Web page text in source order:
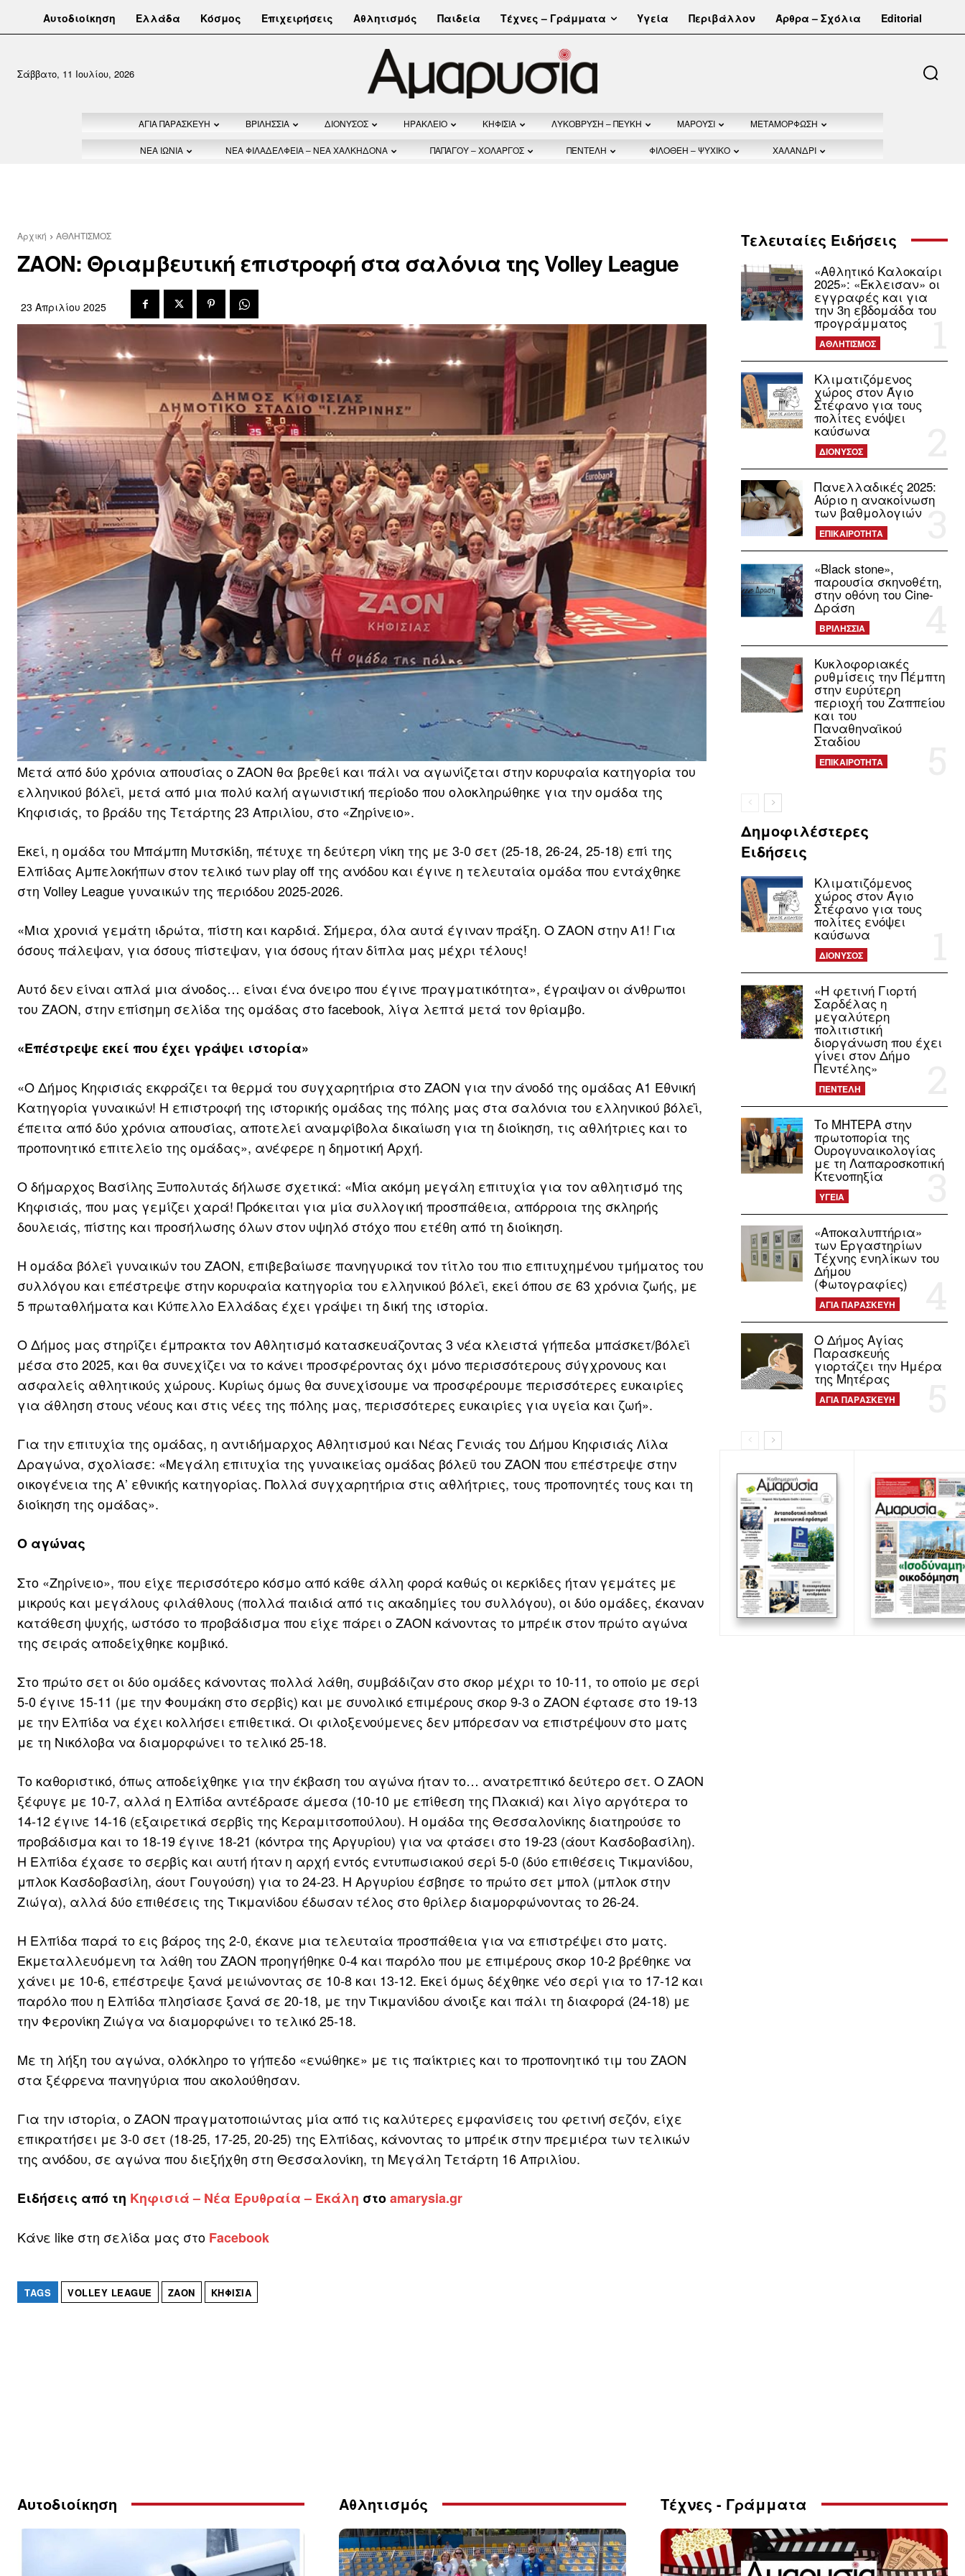
Αυτοδιοίκηση Ελλάδα Κόσμος Επιχειρήσεις Αθλητισμός Παιδεία Τέχνες – Γράμματα Υγεία Περιβάλλον Άρθρα – Σχόλια Editorial
Σάββατο, 11 Ιουλίου, 2026
ΑΓΙΑ ΠΑΡΑΣΚΕΥΗ ΒΡΙΛΗΣΣΙΑ ΔΙΟΝΥΣΟΣ ΗΡΑΚΛΕΙΟ ΚΗΦΙΣΙΑ ΛΥΚΟΒΡΥΣΗ – ΠΕΥΚΗ ΜΑΡΟΥΣΙ ΜΕΤΑΜΟΡΦΩΣΗ
ΝΕΑ ΙΩΝΙΑ ΝΕΑ ΦΙΛΑΔΕΛΦΕΙΑ – ΝΕΑ ΧΑΛΚΗΔΟΝΑ ΠΑΠΑΓΟΥ – ΧΟΛΑΡΓΟΣ ΠΕΝΤΕΛΗ ΦΙΛΟΘΕΗ – ΨΥΧΙΚΟ ΧΑΛΑΝΔΡΙ
Αρχική ΑΘΛΗΤΙΣΜΟΣ
ΖΑΟΝ: Θριαμβευτική επιστροφή στα σαλόνια της Volley League
23 Απριλίου 2025
Μετά από δύο χρόνια απουσίας ο ΖΑΟΝ θα βρεθεί και πάλι να αγωνίζεται στην κορυφαία κατηγορία του
ελληνικού βόλεϊ, μετά από μια πολύ καλή αγωνιστική περίοδο που ολοκληρώθηκε για την ομάδα της
Κηφισιάς, το βράδυ της Τετάρτης 23 Απριλίου, στο «Ζηρίνειο».
Εκεί, η ομάδα του Μπάμπη Μυτσκίδη, πέτυχε τη δεύτερη νίκη της με 3-0 σετ (25-18, 26-24, 25-18) επί της
Ελπίδας Αμπελοκήπων στον τελικό των play off της ανόδου και έγινε η τελευταία ομάδα που εντάχθηκε
στη Volley League γυναικών της περιόδου 2025-2026.
«Μια χρονιά γεμάτη ιδρώτα, πίστη και καρδιά. Σήμερα, όλα αυτά έγιναν πράξη. Ο ΖΑΟΝ στην Α1! Για
όσους πάλεψαν, για όσους πίστεψαν, για όσους ήταν δίπλα μας μέχρι τέλους!
Αυτό δεν είναι απλά μια άνοδος… είναι ένα όνειρο που έγινε πραγματικότητα», έγραψαν οι άνθρωποι
του ΖΑΟΝ, στην επίσημη σελίδα της ομάδας στο facebook, λίγα λεπτά μετά τον θρίαμβο.
«Επέστρεψε εκεί που έχει γράψει ιστορία»
«Ο Δήμος Κηφισιάς εκφράζει τα θερμά του συγχαρητήρια στο ΖΑΟΝ για την άνοδό της ομάδας Α1 Εθνική
Κατηγορία γυναικών! Η επιστροφή της ιστορικής ομάδας της πόλης μας στα σαλόνια του ελληνικού βόλεϊ,
έπειτα από δύο χρόνια απουσίας, αποτελεί αναμφίβολα δικαίωση για τη διοίκηση, τις αθλήτριες και το
προπονητικό επιτελείο της ομάδας», ανέφερε η δημοτική Αρχή.
Ο δήμαρχος Βασίλης Ξυπολυτάς δήλωσε σχετικά: «Μία ακόμη μεγάλη επιτυχία για τον αθλητισμό της
Κηφισιάς, που μας γεμίζει χαρά! Πρόκειται για μία συλλογική προσπάθεια, απόρροια της σκληρής
δουλειάς, πίστης και προσήλωσης όλων στον υψηλό στόχο που ετέθη από τη διοίκηση.
Η ομάδα βόλεϊ γυναικών του ΖΑΟΝ, επιβεβαίωσε πανηγυρικά τον τίτλο του πιο επιτυχημένου τμήματος του
συλλόγου και επέστρεψε στην κορυφαία κατηγορία του ελληνικού βόλεϊ, εκεί όπου σε 63 χρόνια ζωής, με
5 πρωταθλήματα και Κύπελλο Ελλάδας έχει γράψει τη δική της ιστορία.
Ο Δήμος μας στηρίζει έμπρακτα τον Αθλητισμό κατασκευάζοντας 3 νέα κλειστά γήπεδα μπάσκετ/βόλεϊ
μέσα στο 2025, και θα συνεχίζει να το κάνει προσφέροντας όχι μόνο περισσότερους σύγχρονους και
ασφαλείς αθλητικούς χώρους. Κυρίως όμως θα συνεχίσουμε να προσφέρουμε περισσότερες ευκαιρίες
για άθληση στους νέους και στις νέες της πόλης μας, περισσότερες ευκαιρίες για υγεία και ζωή».
Για την επιτυχία της ομάδας, η αντιδήμαρχος Αθλητισμού και Νέας Γενιάς του Δήμου Κηφισιάς Λίλα
Δραγώνα, σχολίασε: «Μεγάλη επιτυχία της γυναικείας ομάδας βόλεϋ του ΖΑΟΝ που επέστρεψε στην
οικογένεια της Α’ εθνικής κατηγορίας. Πολλά συγχαρητήρια στις αθλήτριες, τους προπονητές τους και τη
διοίκηση της ομάδας».
Ο αγώνας
Στο «Ζηρίνειο», που είχε περισσότερο κόσμο από κάθε άλλη φορά καθώς οι κερκίδες ήταν γεμάτες με
μικρούς και μεγάλους φιλάθλους (πολλά παιδιά από τις ακαδημίες του συλλόγου), οι δύο ομάδες, έκαναν
κατάθεση ψυχής, ωστόσο το προβάδισμα που είχε πάρει ο ΖΑΟΝ κάνοντας το μπρέικ στον πρώτο αγώνα
της σειράς αποδείχθηκε κομβικό.
Στο πρώτο σετ οι δύο ομάδες κάνοντας πολλά λάθη, συμβάδιζαν στο σκορ μέχρι το 10-11, το οποίο με σερί
5-0 έγινε 15-11 (με την Φουμάκη στο σερβίς) και με συνολικό επιμέρους σκορ 9-3 ο ΖΑΟΝ έφτασε στο 19-13
με την Ελπίδα να έχει κολλήσει επιθετικά. Οι φιλοξενούμενες δεν μπόρεσαν να επιστρέψουν στο ματς
με τη Νικόλοβα να διαμορφώνει το τελικό 25-18.
Το καθοριστικό, όπως αποδείχθηκε για την έκβαση του αγώνα ήταν το… ανατρεπτικό δεύτερο σετ. Ο ΖΑΟΝ
ξέφυγε με 10-7, αλλά η Ελπίδα αντέδρασε άμεσα (10-10 με επίθεση της Πλακιά) και λίγο αργότερα το
14-12 έγινε 14-16 (εξαιρετικά σερβίς της Κεραμιτσοπούλου). Η ομάδα της Θεσσαλονίκης διατηρούσε το
προβάδισμα και το 18-19 έγινε 18-21 (κόντρα της Αργυρίου) για να φτάσει στο 19-23 (άουτ Κασδοβασίλη).
Η Ελπίδα έχασε το σερβίς και αυτή ήταν η αρχή εντός εντυπωσιακού σερί 5-0 (δύο επιθέσεις Τικμανίδου,
μπλοκ Κασδοβασίλη, άουτ Γουγούση) για το 24-23. Η Αργυρίου έσβησε το πρώτο σετ μπολ (μπλοκ στην
Ζιώγα), αλλά δύο επιθέσεις της Τικμανίδου έδωσαν τέλος στο θρίλερ διαμορφώνοντας το 26-24.
Η Ελπίδα παρά το εις βάρος της 2-0, έκανε μια τελευταία προσπάθεια για να επιστρέψει στο ματς.
Εκμεταλλευόμενη τα λάθη του ΖΑΟΝ προηγήθηκε 0-4 και παρόλο που με επιμέρους σκορ 10-2 βρέθηκε να
χάνει με 10-6, επέστρεψε ξανά μειώνοντας σε 10-8 και 13-12. Εκεί όμως δέχθηκε νέο σερί για το 17-12 και
παρόλο που η Ελπίδα πλησίασε ξανά σε 20-18, με την Τικμανίδου άνοιξε και πάλι τη διαφορά (24-18) με
την Φερονίκη Ζιώγα να διαμορφώνει το τελικό 25-18.
Με τη λήξη του αγώνα, ολόκληρο το γήπεδο «ενώθηκε» με τις παίκτριες και το προπονητικό τιμ του ΖΑΟΝ
στα ξέφρενα πανηγύρια που ακολούθησαν.
Για την ιστορία, ο ΖΑΟΝ πραγματοποιώντας μία από τις καλύτερες εμφανίσεις του φετινή σεζόν, είχε
επικρατήσει με 3-0 σετ (18-25, 17-25, 20-25) της Ελπίδας, κάνοντας το μπρέικ στην πρεμιέρα των τελικών
της ανόδου, σε αγώνα που διεξήχθη στη Θεσσαλονίκη, τη Μεγάλη Τετάρτη 16 Απριλίου.
Ειδήσεις από τη Κηφισιά – Νέα Ερυθραία – Εκάλη στοamarysia.gr
Κάνε like στη σελίδα μας στο Facebook
TAGS VOLLEY LEAGUE ΖΑΟΝ ΚΗΦΙΣΙΆ
Τελευταίες Ειδήσεις
«Αθλητικό Καλοκαίρι
2025»: «Έκλεισαν» οι
εγγραφές και για
την 3η εβδομάδα του
προγράμματος
ΑΘΛΗΤΙΣΜΟΣ
Κλιματιζόμενος
χώρος στον Άγιο
Στέφανο για τους
πολίτες ενόψει
καύσωνα
ΔΙΟΝΥΣΟΣ
Πανελλαδικές 2025:
Αύριο η ανακοίνωση
των βαθμολογιών
ΕΠΙΚΑΙΡΟΤΗΤΑ
«Black stone»,
παρουσία σκηνοθέτη,
στην οθόνη του Cine-
Δράση
ΒΡΙΛΗΣΣΙΑ
Κυκλοφοριακές
ρυθμίσεις την Πέμπτη
στην ευρύτερη
περιοχή του Ζαππείου
και του
Παναθηναϊκού
Σταδίου
ΕΠΙΚΑΙΡΟΤΗΤΑ
Δημοφιλέστερες
Ειδήσεις
Κλιματιζόμενος
χώρος στον Άγιο
Στέφανο για τους
πολίτες ενόψει
καύσωνα
ΔΙΟΝΥΣΟΣ
«Η φετινή Γιορτή
Σαρδέλας η
μεγαλύτερη
πολιτιστική
διοργάνωση που έχει
γίνει στον Δήμο
Πεντέλης»
ΠΕΝΤΕΛΗ
Το ΜΗΤΕΡΑ στην
πρωτοπορία της
Ουρογυναικολογίας
με τη Λαπαροσκοπική
Κτενοπηξία
ΥΓΕΙΑ
«Αποκαλυπτήρια»
των Εργαστηρίων
Τέχνης ενηλίκων του
Δήμου
(Φωτογραφίες)
ΑΓΙΑ ΠΑΡΑΣΚΕΥΗ
Ο Δήμος Αγίας
Παρασκευής
γιορτάζει την Ημέρα
της Μητέρας
ΑΓΙΑ ΠΑΡΑΣΚΕΥΗ
Αυτοδιοίκηση Αθλητισμός Τέχνες - Γράμματα